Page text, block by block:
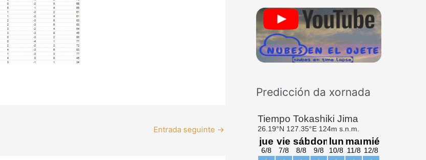
Entrada seguinte →
a
r
p
o
:Predicción da xornada